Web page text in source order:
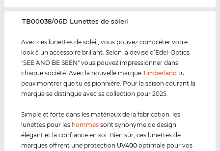
‌TB00038/06D Lunettes de soleil
Avec ces lunettes de soleil, vous pouvez compléter votre
look à un accessoire brillant. Selon la devise d’Edel-Optics
"SEE AND BE SEEN" vous pouvez impressionner dans
chaque société. Avec la nouvelle marqueTimberland tu
peux montrer que tu es pionnière. Pour la saison courant la
marque se distingue avec sa collection pour 2025.
Simple et forte dans les matériaux de la fabrication: les
lunettes pour les hommes sont synonyme de design
élégant et la confiance en soi. Bien sûr, ces lunettes de
marques offrent une protection UV400 optimale pour vos